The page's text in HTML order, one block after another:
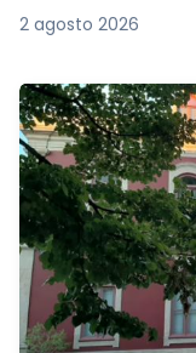
2 agosto 2026